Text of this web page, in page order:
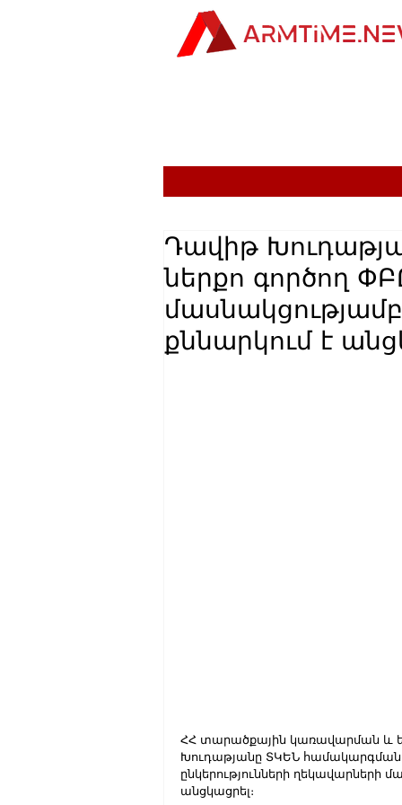
Դավիթ
ներքո գործող
քննարկում է
ՀՀ տարածքային կառավարման և
Խուդաթյանը ՏԿԵՆ
ընկերությունների
անցկացրել։